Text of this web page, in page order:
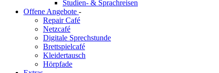
Studien- & Sprachreisen
Offene Angebote -
Repair Café
Netzcafé
Digitale Sprechstunde
Brettspielcafé
Kleidertausch
Hörpfade